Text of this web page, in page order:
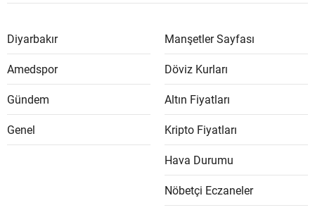
Diyarbakır
Amedspor
Gündem
Genel
Manşetler Sayfası
Döviz Kurları
Altın Fiyatları
Kripto Fiyatları
Hava Durumu
Nöbetçi Eczaneler